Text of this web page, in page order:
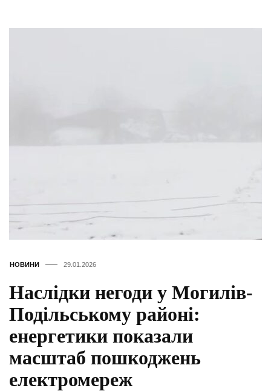
НОВИНИ 29.01.2026
Наслідки негоди у Могилів-
Подільському районі:
енергетики показали
масштаб пошкоджень
електромереж